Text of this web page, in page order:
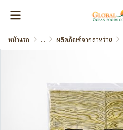
หน้าแรก ... ผลิตภัณฑ์จากสาหร่าย